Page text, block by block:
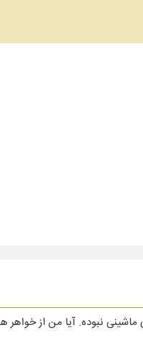
نبوده. آیا من از خواهر